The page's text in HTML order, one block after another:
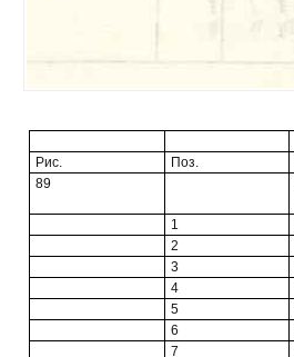
Рис. Поз.
89
1
2
3
4
5
6
7